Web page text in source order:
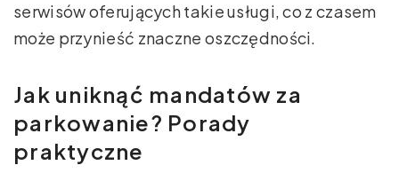
serwisów oferujących takie usługi, co z czasem
może przynieść znaczne oszczędności.
Jak uniknąć mandatów za
parkowanie? Porady
praktyczne